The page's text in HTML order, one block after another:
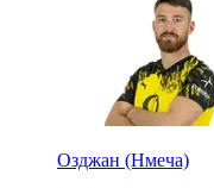
Озджан (Нмеча)